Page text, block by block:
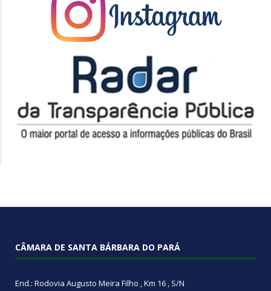
CÂMARA DE SANTA BÁRBARA DO PARÁ
End.: Rodovia Augusto Meira Filho , Km 16 , S/N